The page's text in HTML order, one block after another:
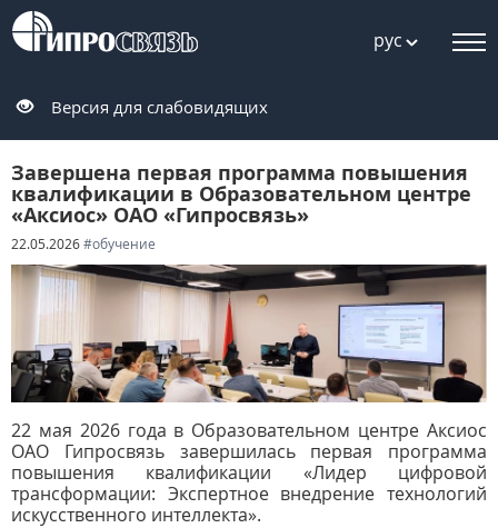
рус
Версия для слабовидящих
Завершена первая программа повышения
квалификации в Образовательном центре
«Аксиос» ОАО «Гипросвязь»
22.05.2026#обучение
22 мая 2026 года в Образовательном центре Аксиос
ОАО Гипросвязь завершилась первая программа
повышения квалификации «Лидер цифровой
трансформации: Экспертное внедрение технологий
искусственного интеллекта».